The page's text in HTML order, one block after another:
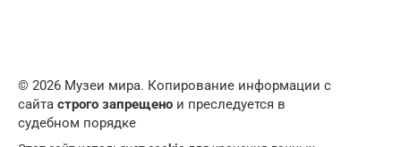
© 2026 Музеи мира. Копирование информации с
сайта строго запрещено и преследуется в
судебном порядке